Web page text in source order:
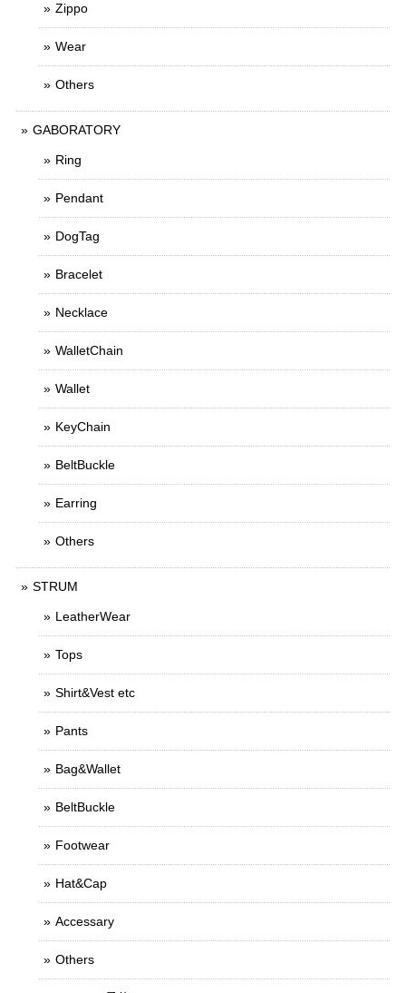
Zippo
Wear
Others
GABORATORY
Ring
Pendant
DogTag
Bracelet
Necklace
WalletChain
Wallet
KeyChain
BeltBuckle
Earring
Others
STRUM
LeatherWear
Tops
Shirt&Vest etc
Pants
Bag&Wallet
BeltBuckle
Footwear
Hat&Cap
Accessary
Others